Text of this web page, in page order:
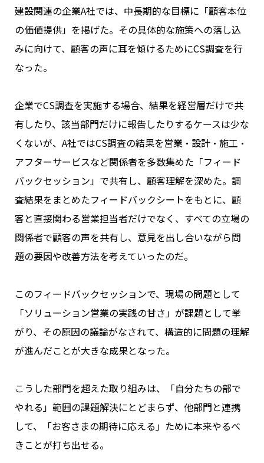
建設関連の企業A社では、中長期的な目標に「顧客本位
の価値提供」を掲げた。その具体的な施策への落し込
みに向けて、顧客の声に耳を傾けるためにCS調査を行
なった。
企業でCS調査を実施する場合、結果を経営層だけで共
有したり、該当部門だけに報告したりするケースは少な
くないが、A社ではCS調査の結果を営業・設計・施工・
アフターサービスなど関係者を多数集めた「フィード
バックセッション」で共有し、顧客理解を深めた。 調
査結果をまとめたフィードバックシートをもとに、顧
客と直接関わる営業担当者だけでなく、すべての立場の
関係者で顧客の声を共有し、意見を出し合いながら問
題の要因や改善方法を考えていったのだ。
このフィードバックセッションで、現場の問題として
「ソリューション営業の実践の甘さ」が課題として挙
がり、その原因の議論がなされて、構造的に問題の理解
が進んだことが大きな成果となった。
こうした部門を超えた取り組みは、「自分たちの部で
やれる」範囲の課題解決にとどまらず、他部門と連携
して、「お客さまの期待に応える」ために本来やるべ
きことが打ち出せる。